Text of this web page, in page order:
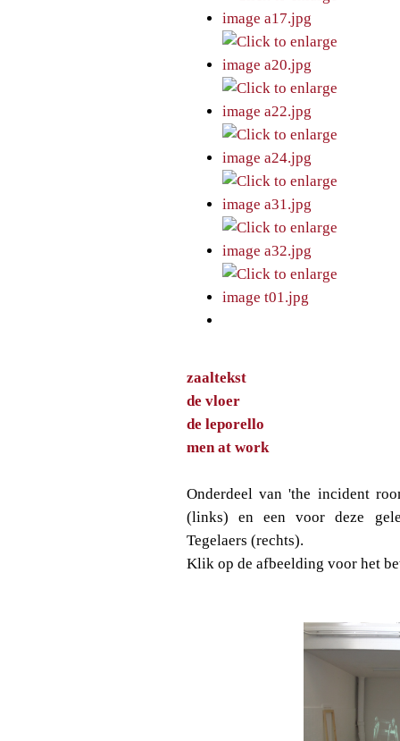
zaaltekst
de vloer
de leporello
men at work
Onderdeel van 'the incident
(links) en een voor deze
Tegelaers (rechts).
Klik op de afbeelding voor het